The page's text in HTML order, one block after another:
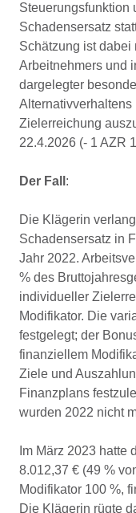
Steuerungsfunktion
Schadensersatz
Schätzung ist
Arbeitnehmers und
dargelegter
Zielerreichung
22.4.2026 (- 1 AZR
Der Fall :
Die Klägerin
Schadensersatz in
Jahr 2022.
% des
individueller
Modifikator. Die
festgelegt; der
finanziellem
Ziele und
Finanzplans
wurden 2022 nicht
Im März 2023 hatte
8.012,37 € (49 %
Modifikator 100 %,
Die Klägerin rügte